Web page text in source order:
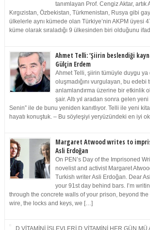
tanımlayan Prof. Cengiz Aktar, artık
Kırgızistan, Özbekistan, Türkmenistan, Rusya gibi
ülkelerle aynı kümede olan Türkiye’nin AKPM üyesi
küme olarak sıraladığı 9 ülkesinden biri olduğunu
Ahmet Telli: ‘Şiirin beslendiği
Gülçin Erdem
Ahmet Telli, şiirin tümüyle duygu
oluşmadığını vurgulayan, bu edebi
anlamlandırma üzerine bir etkinlik
şair. Altı yıl aradan sonra gelen yeni
Senin” ile de bunu yeniden kanıtlıyor. Telli ile yeni
hayatı konuştuk. – Bu söyleşiyi yeryüzündeki en iyi
Margaret Atwood writes to
Asli Erdoğan
On PEN’s Day of the Imprisoned
novelist and activist Margaret
Turkish writer Asli Erdoğan. Dear
your 91st day behind bars. I’m
through the concrete walls of your prison, beyond
wire, the locks and keys, we […]
D VİTAMİNİ İŞLEVLERİ D VİTAMİNİ HER GÜN MÜ